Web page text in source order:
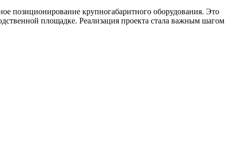
позиционирование крупногабаритного оборудования. Это
площадке. Реализация проекта стала важным шагом